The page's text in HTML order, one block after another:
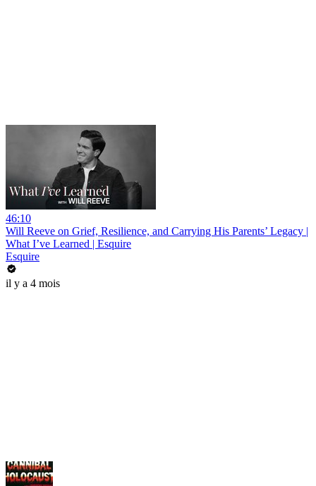
46:10
Will Reeve on Grief, Resilience, and Carrying His Parents’ Legacy |
What I’ve Learned | Esquire
Esquire
il y a 4 mois